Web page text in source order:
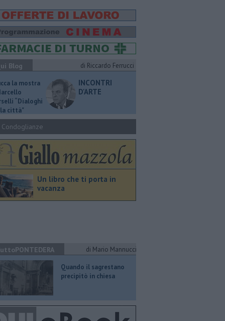
Blog di Riccardo Ferrucci
la mostra
“Dialoghi
città"
INCONTRI
D'ARTE
Condoglianze
Un libro che ti porta in
vacanza
di Mario Mannucci
Quando il sagrestano
precipitò in chiesa